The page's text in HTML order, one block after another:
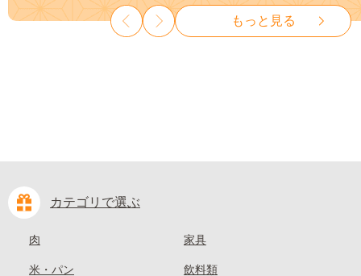
種なし 先行予約 富士川町
10000円 一万円 9000円 九千円
山県 笠岡市 清水白桃 白鳳 白
麗 クール便---
kasaoka_zsy_419_100---
もっと見る
カテゴリで選ぶ
肉
米・パン
家具
飲料類